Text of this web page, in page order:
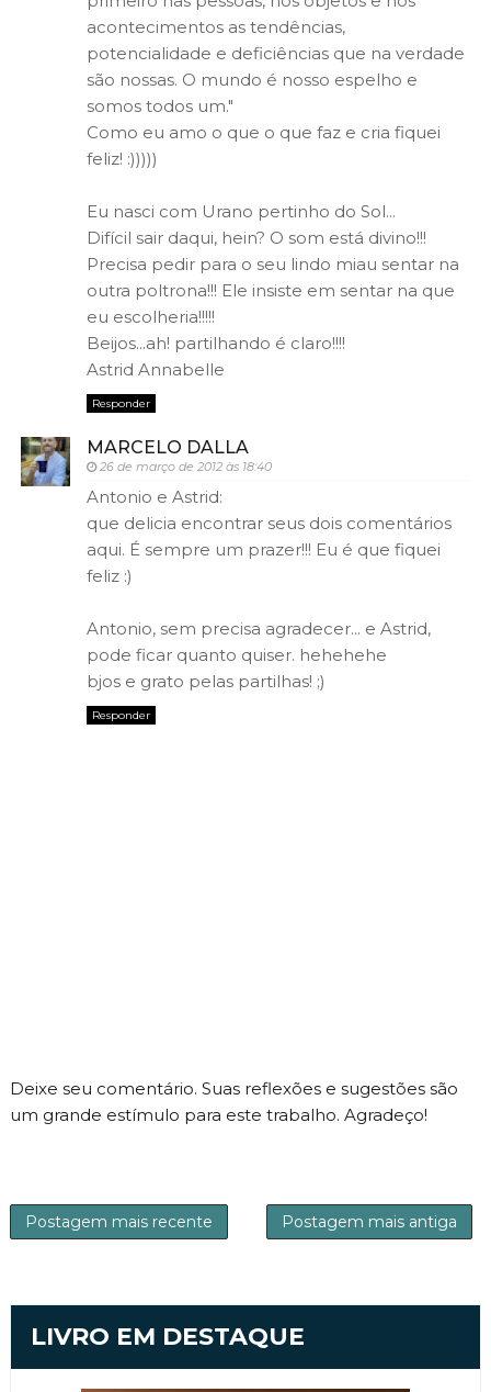
acontecimentos as tendências,
potencialidade e deficiências que na verdade
são nossas. O mundo é nosso espelho e
somos todos um."
Como eu amo o que o que faz e cria fiquei
feliz! :)))))
Eu nasci com Urano pertinho do Sol...
Difícil sair daqui, hein? O som está divino!!!
Precisa pedir para o seu lindo miau sentar na
outra poltrona!!! Ele insiste em sentar na que
eu escolheria!!!!!
Beijos...ah! partilhando é claro!!!!
Astrid Annabelle
Responder
MARCELO DALLA
26 de março de 2012 às 18:40
Antonio e Astrid:
que delicia encontrar seus dois comentários
aqui. É sempre um prazer!!! Eu é que fiquei
feliz :)
Antonio, sem precisa agradecer... e Astrid,
pode ficar quanto quiser. hehehehe
bjos e grato pelas partilhas! ;)
Responder
Deixe seu comentário. Suas reflexões e sugestões são
um grande estímulo para este trabalho. Agradeço!
Postagem mais recente Postagem mais antiga
LIVRO EM DESTAQUE